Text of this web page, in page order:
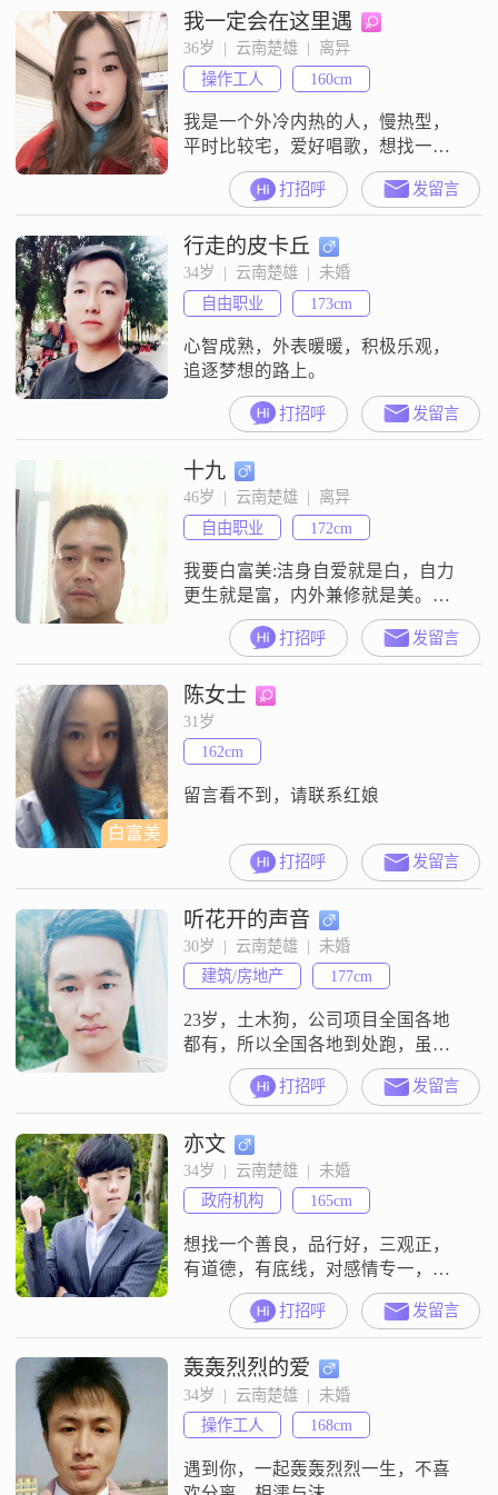
我一定会在这里遇
36岁  |  云南楚雄  |  离异
操作工人
160cm
我是一个外冷内热的人，慢热型，
平时比较宅，爱好唱歌，想找一个
对我和儿子足够爱，能包容我，宠
我的大叔
打招呼 发留言
行走的皮卡丘
34岁  |  云南楚雄  |  未婚
自由职业
173cm
心智成熟，外表暖暖，积极乐观，
追逐梦想的路上。
打招呼 发留言
十九
46岁  |  云南楚雄  |  离异
自由职业
172cm
我要白富美:洁身自爱就是白，自力
更生就是富，内外兼修就是美。来
个白富美和我好好的过吧。真诚，
真心，真实，是为人之本，如心术
不正，目的不纯请绕道
打招呼 发留言
白富美
陈女士
31岁
162cm
留言看不到，请联系红娘
打招呼 发留言
听花开的声音
30岁  |  云南楚雄  |  未婚
建筑/房地产
177cm
23岁，土木狗，公司项目全国各地
都有，所以全国各地到处跑，虽然
现在才跑过福建???，就是很不安定
那种。一年到头全是在一群糙男人
群里。没有机会结识新朋友，借这
个平台寻觅幸福。可以肯定的一点
就是我肯定是奔着结婚的念头去
的，有我一口喝的就有你一口吃
的，我不追求轰轰烈烈，只求安安
稳稳。当然不是不求上进那种，只
希望人生不要起起伏
打招呼 发留言
亦文
34岁  |  云南楚雄  |  未婚
政府机构
165cm
想找一个善良，品行好，三观正，
有道德，有底线，对感情专一，忠
诚，顾家多一点的另一半。目前不
接受离异，有小孩等情况。不介意
过去有情感经历，但和我在一起要
真心对我。
打招呼 发留言
轰轰烈烈的爱
34岁  |  云南楚雄  |  未婚
操作工人
168cm
遇到你，一起轰轰烈烈一生，不喜